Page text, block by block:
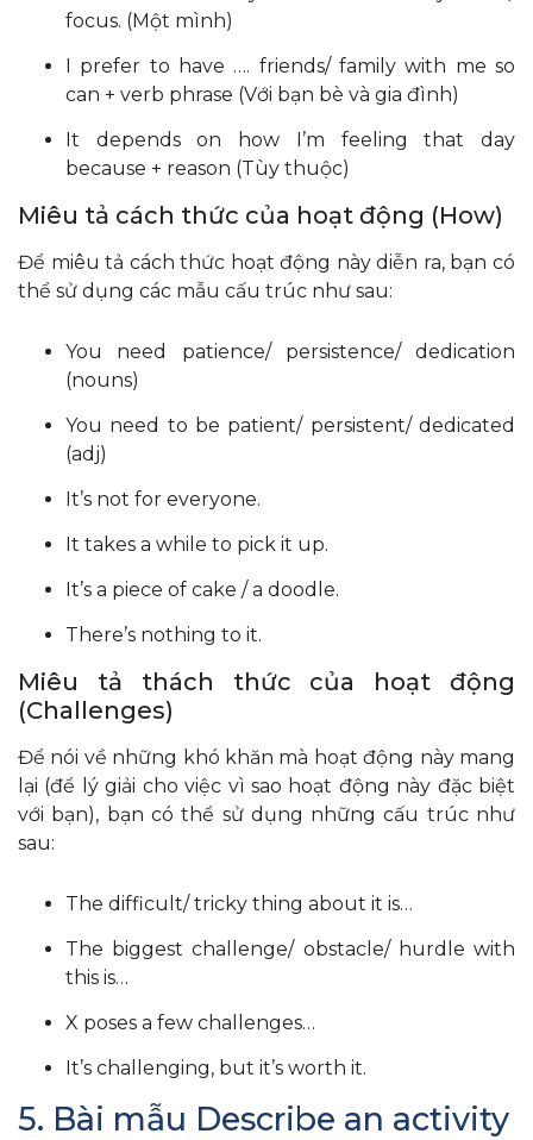
focus. (Một mình)
I prefer to have …. friends/ family with me so
can + verb phrase (Với bạn bè và gia đình)
It depends on how I’m feeling that day
because + reason (Tùy thuộc)
Miêu tả cách thức của hoạt động (How)
Để miêu tả cách thức hoạt động này diễn ra, bạn có
thể sử dụng các mẫu cấu trúc như sau:
You need patience/ persistence/ dedication
(nouns)
You need to be patient/ persistent/ dedicated
(adj)
It’s not for everyone.
It takes a while to pick it up.
It’s a piece of cake / a doodle.
There’s nothing to it.
Miêu tả thách thức của hoạt động
(Challenges)
Để nói về những khó khăn mà hoạt động này mang
lại (để lý giải cho việc vì sao hoạt động này đặc biệt
với bạn), bạn có thể sử dụng những cấu trúc như
sau:
The difficult/ tricky thing about it is…
The biggest challenge/ obstacle/ hurdle with
this is…
X poses a few challenges…
It’s challenging, but it’s worth it.
5. Bài mẫu Describe an activity